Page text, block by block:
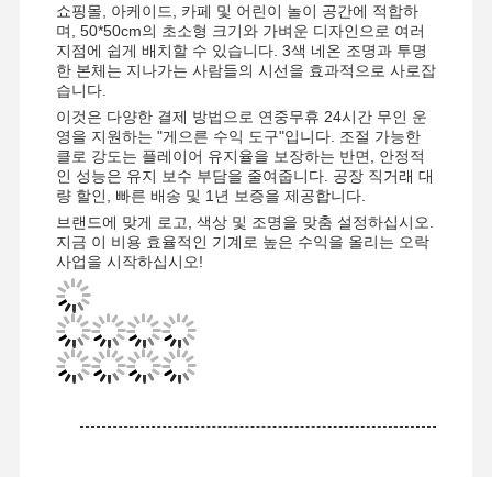
쇼핑몰, 아케이드, 카페 및 어린이 놀이 공간에 적합하
며, 50*50cm의 초소형 크기와 가벼운 디자인으로 여러
지점에 쉽게 배치할 수 있습니다. 3색 네온 조명과 투명
한 본체는 지나가는 사람들의 시선을 효과적으로 사로잡
습니다.
이것은 다양한 결제 방법으로 연중무휴 24시간 무인 운
영을 지원하는 "게으른 수익 도구"입니다. 조절 가능한
클로 강도는 플레이어 유지율을 보장하는 반면, 안정적
인 성능은 유지 보수 부담을 줄여줍니다. 공장 직거래 대
량 할인, 빠른 배송 및 1년 보증을 제공합니다.
브랜드에 맞게 로고, 색상 및 조명을 맞춤 설정하십시오.
지금 이 비용 효율적인 기계로 높은 수익을 올리는 오락
사업을 시작하십시오!